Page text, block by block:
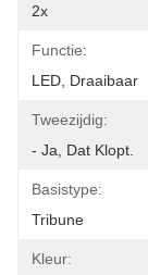
2x
Functie:
LED, Draaibaar
Tweezijdig:
- Ja, Dat Klopt.
Basistype:
Tribune
Kleur: